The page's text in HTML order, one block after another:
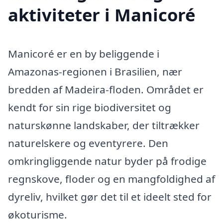
aktiviteter i Manicoré
Manicoré er en by beliggende i
Amazonas-regionen i Brasilien, nær
bredden af Madeira-floden. Området er
kendt for sin rige biodiversitet og
naturskønne landskaber, der tiltrækker
naturelskere og eventyrere. Den
omkringliggende natur byder på frodige
regnskove, floder og en mangfoldighed af
dyreliv, hvilket gør det til et ideelt sted for
økoturisme.